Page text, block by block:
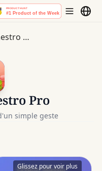
Rythme Maestro Pro
Pro
simple geste
Glissez pour voir plus